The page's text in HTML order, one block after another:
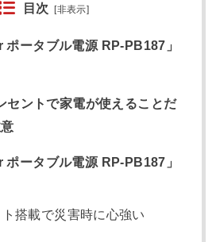
目次 [非表示]
ポータブル電源 RP-PB187」
セントで家電が使えることだ
ポータブル電源 RP-PB187」
搭載で災害時に心強い